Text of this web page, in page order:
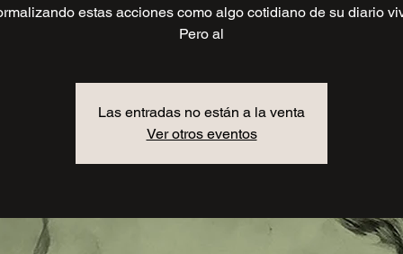
estas acciones como algo cotidiano de su diario
Pero al
Las entradas no están a la venta
Ver otros eventos